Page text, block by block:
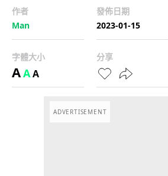
作者
Man
發佈日期
2023-01-15
字體大小
AAA
分享
ADVERTISEMENT